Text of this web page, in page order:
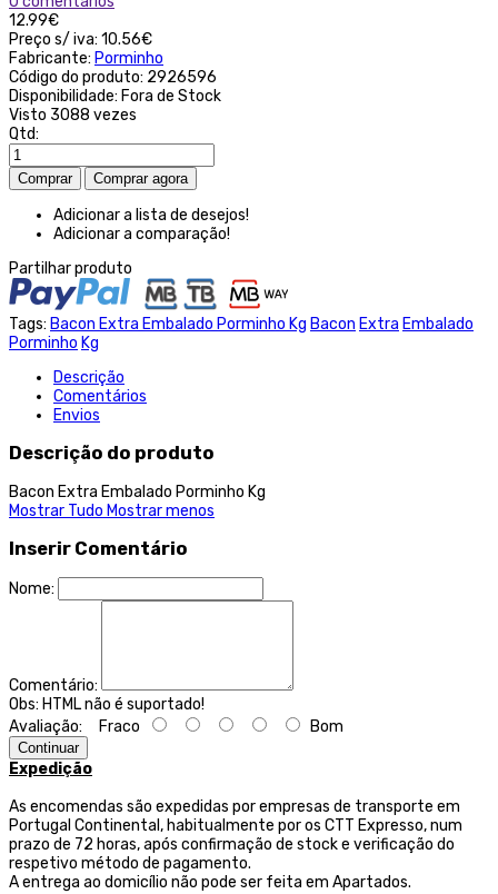
12.99€
Preço s/ iva: 10.56€
Fabricante: Porminho
Código do produto: 2926596
Disponibilidade: Fora de Stock
Visto 3088 vezes
Qtd:
Adicionar a lista de desejos!
Adicionar a comparação!
Partilhar produto
Tags: Bacon Extra Embalado Porminho Kg Bacon Extra Embalado
Porminho Kg
Descrição
Comentários
Envios
Descrição do produto
Bacon Extra Embalado Porminho Kg
Mostrar Tudo Mostrar menos
Inserir Comentário
Nome:
Comentário:
Obs: HTML não é suportado!
Avaliação: Fraco Bom
Continuar
Expedição
As encomendas são expedidas por empresas de transporte em
Portugal Continental, habitualmente por os CTT Expresso,num
prazo de 72 horas, após confirmação de stock e verificação do
respetivo método de pagamento.
A entrega ao domicílio não pode ser feita em Apartados.